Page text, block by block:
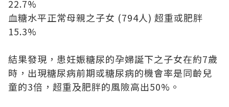
22.7%
血糖水平正常母親之子女 (794人) 超重或肥胖
15.3%
結果發現，患妊娠糖尿的孕婦誕下之子女在約7歲
時，出現糖尿病前期或糖尿病的機會率是同齡兒
童的3倍，超重及肥胖的風險高出50%。